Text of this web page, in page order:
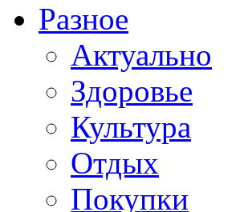
Разное
Актуально
Здоровье
Культура
Отдых
Покупки